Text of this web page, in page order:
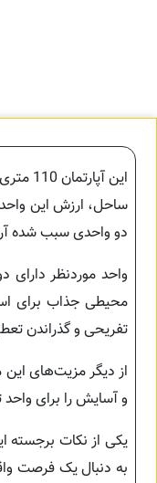
این آپارتمان 110 متری پلاک اول دریا یکی از خاص ترین گزینه های
ساحل، ارزش این واحد
دو واحدی سبب شده
واحد موردنظر دارای
محیطی جذاب برای
تفریحی و گذراندن
از دیگر مزیت‌های
و آسایش را برای
یکی از نکات برجسته
به دنبال یک فرصت